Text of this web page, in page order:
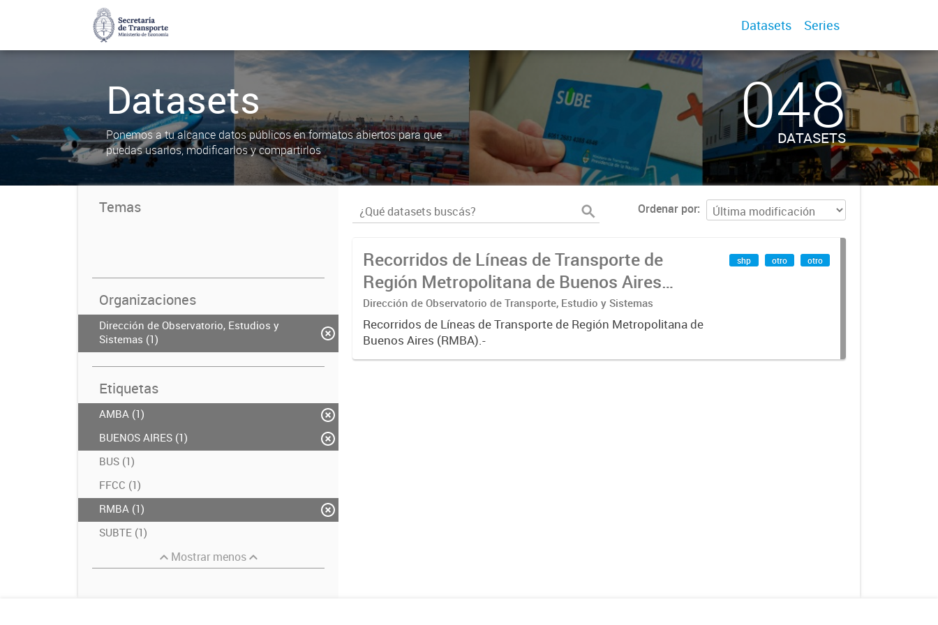
Datasets Series
Datasets
Ponemos a tu alcance datos públicos en formatos abiertos para que
puedas usarlos, modificarlos y compartirlos
048
DATASETS
Temas
Organizaciones
Dirección de Observatorio, Estudios y
Sistemas (1)
Etiquetas
AMBA (1)
BUENOS AIRES (1)
BUS (1)
FFCC (1)
RMBA (1)
SUBTE (1)
Mostrar menos
Ordenar por
Recorridos de Líneas de Transporte de
Región Metropolitana de Buenos Aires
(RMBA)
Dirección de Observatorio de Transporte, Estudio y Sistemas
Recorridos de Líneas de Transporte de Región Metropolitana de
Buenos Aires (RMBA).-
shp otro otro